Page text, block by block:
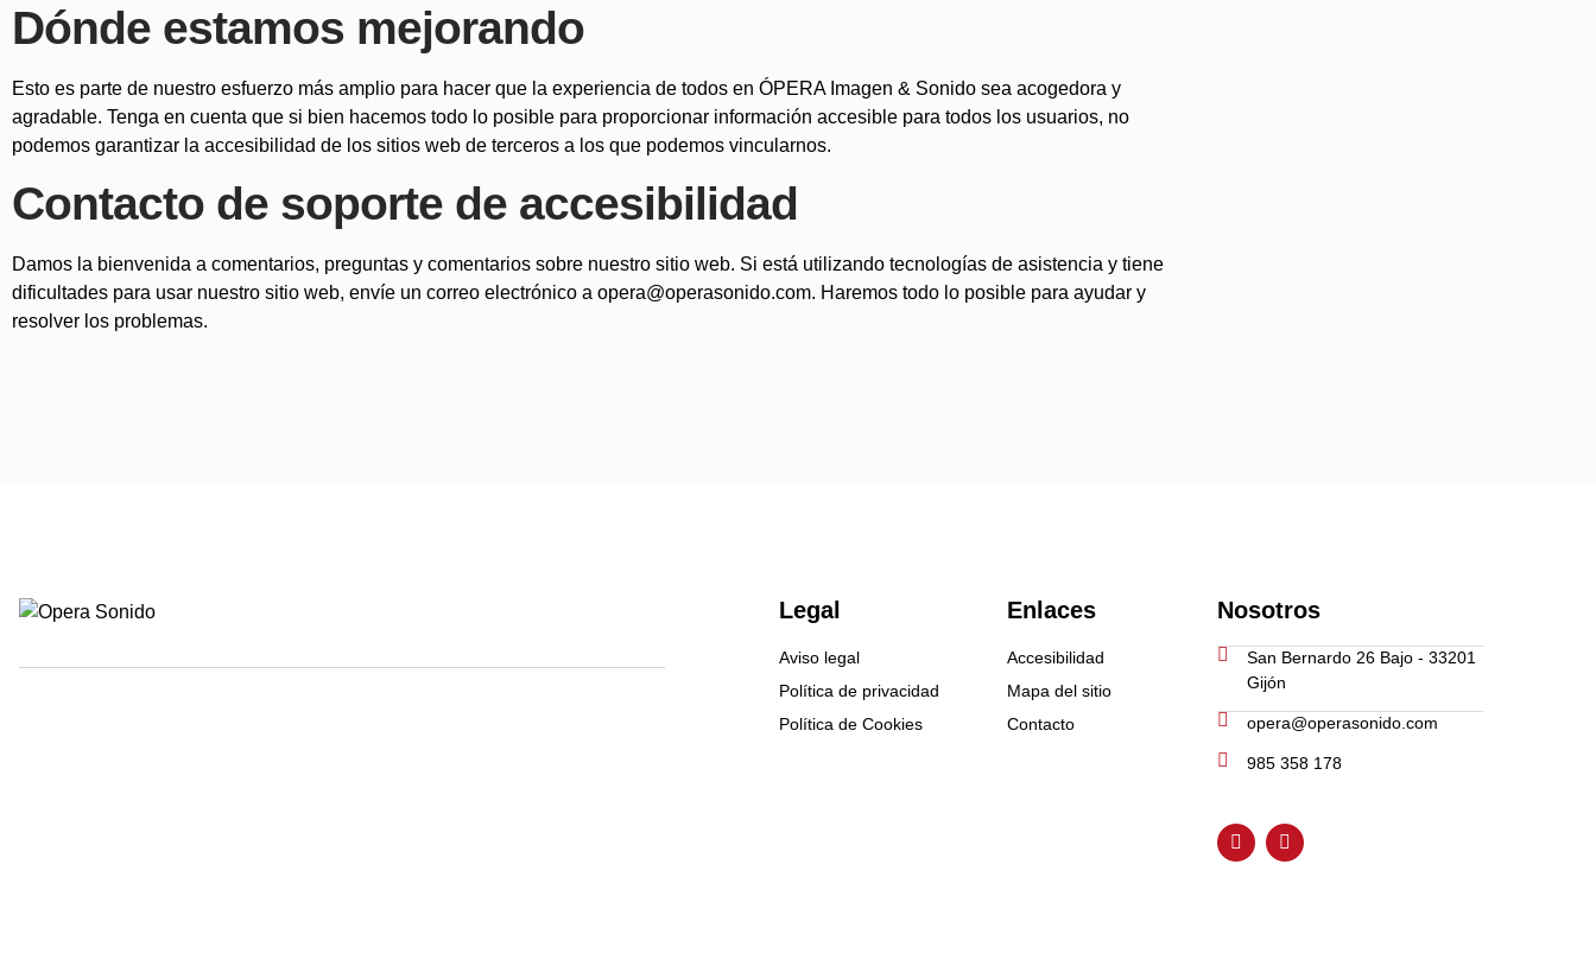
Dónde estamos mejorando
Esto es parte de nuestro esfuerzo más amplio para hacer que la experiencia de todos en ÓPERA Imagen & Sonido sea acogedora y
agradable. Tenga en cuenta que si bien hacemos todo lo posible para proporcionar información accesible para todos los usuarios, no
podemos garantizar la accesibilidad de los sitios web de terceros a los que podemos vincularnos.
Contacto de soporte de accesibilidad
Damos la bienvenida a comentarios, preguntas y comentarios sobre nuestro sitio web. Si está utilizando tecnologías de asistencia y tiene
dificultades para usar nuestro sitio web, envíe un correo electrónico a opera@operasonido.com. Haremos todo lo posible para ayudar y
resolver los problemas.
Legal
Aviso legal
Política de privacidad
Política de Cookies
Enlaces
Accesibilidad
Mapa del sitio
Contacto
Nosotros
San Bernardo 26 Bajo - 33201
Gijón
opera@operasonido.com
985 358 178